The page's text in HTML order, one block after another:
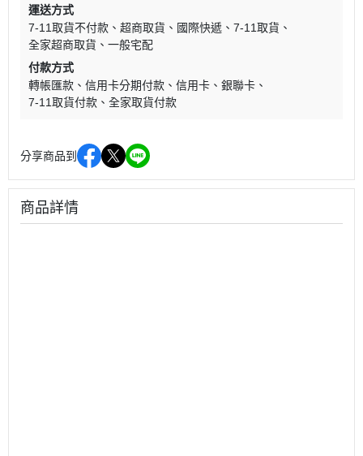
運送方式
7-11取貨不付款
超商取貨 國際快遞
7-11取貨
全家超商取貨
一般宅配
付款方式
轉帳匯款
信用卡分期付款 信用卡
銀聯卡
7-11取貨付款
全家取貨付款
分享商品到
商品詳情